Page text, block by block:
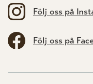
Följ oss på
Följ oss på